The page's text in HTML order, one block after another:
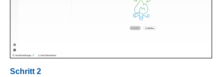
Schritt 2